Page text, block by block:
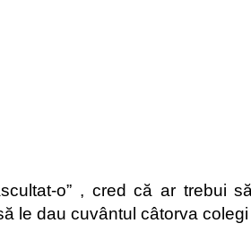
o” , cred că ar trebui
le dau cuvântul câtorva